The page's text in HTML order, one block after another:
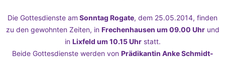
Die Gottesdienste am Sonntag Rogate, dem 25.05.2014, finden
zu den gewohnten Zeiten, in Frechenhausen um 09.00 Uhrund
in Lixfeld um 10.15 Uhrstatt.
Beide Gottesdienste werden von Prädikantin Anke Schmidt-